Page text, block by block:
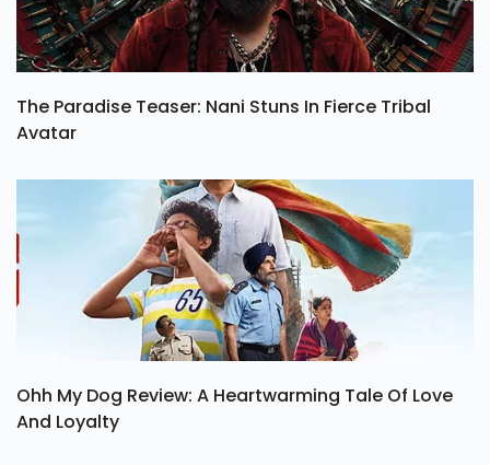
The Paradise Teaser: Nani Stuns In Fierce Tribal
Avatar
Ohh My Dog Review: A Heartwarming Tale Of Love
And Loyalty